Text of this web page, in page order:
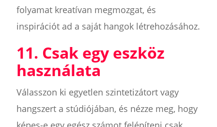
folyamat kreatívan megmozgat, és
inspirációt ad a saját hangok létrehozásához.
11. Csak egy eszköz
használata
Válasszon ki egyetlen szintetizátort vagy
hangszert a stúdiójában, és nézze meg, hogy